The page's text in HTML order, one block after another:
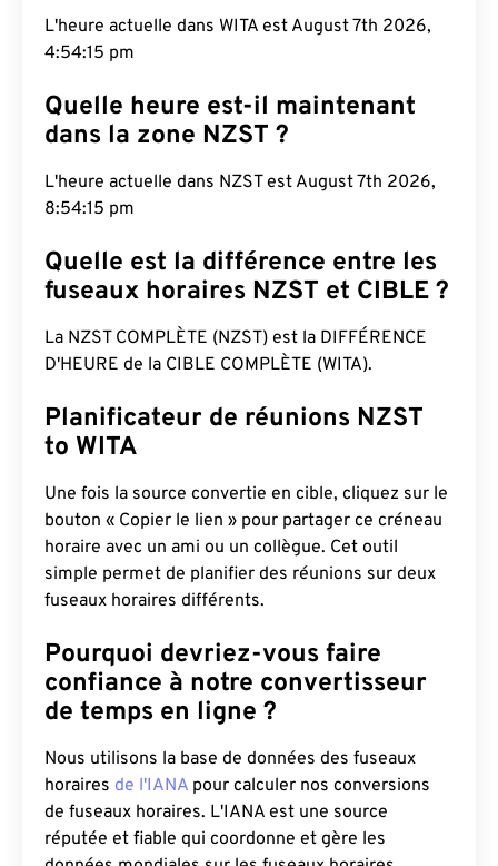
L'heure actuelle dans WITA est August 7th 2026,
4:54:16 pm
Quelle heure est-il maintenant
dans la zone NZST ?
L'heure actuelle dans NZST est August 7th 2026,
8:54:16 pm
Quelle est la différence entre les
fuseaux horaires NZST et CIBLE ?
La NZST COMPLÈTE (NZST) est la DIFFÉRENCE
D'HEURE de la CIBLE COMPLÈTE (WITA).
Planificateur de réunions NZST
to WITA
Une fois la source convertie en cible, cliquez sur le
bouton « Copier le lien » pour partager ce créneau
horaire avec un ami ou un collègue. Cet outil
simple permet de planifier des réunions sur deux
fuseaux horaires différents.
Pourquoi devriez-vous faire
confiance à notre convertisseur
de temps en ligne ?
Nous utilisons la base de données des fuseaux
horaires de l'IANA pour calculer nos conversions
de fuseaux horaires. L'IANA est une source
réputée et fiable qui coordonne et gère les